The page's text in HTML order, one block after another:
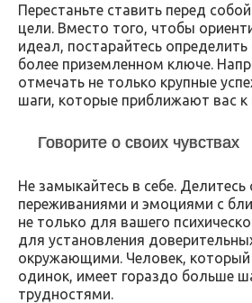
Перестаньте ставить перед
цели. Вместо того, чтобы
идеал, постарайтесь
более приземленном ключе.
отмечать не только крупные
шаги, которые приближают вас к
Говорите о своих чувствах
Не замыкайтесь в себе. Делитесь
переживаниями и эмоциями с
не только для вашего
для установления
окружающими. Человек, который
одинок, имеет гораздо больше
трудностями.